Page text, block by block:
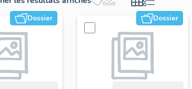
Dossier Dossier